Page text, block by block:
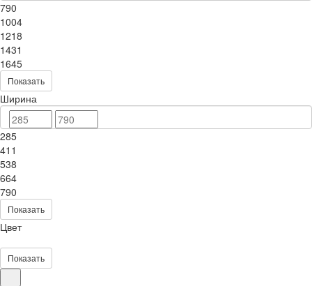
790
1004
1218
1431
1645
Показать
Ширина
285
411
538
664
790
Показать
Цвет
Показать